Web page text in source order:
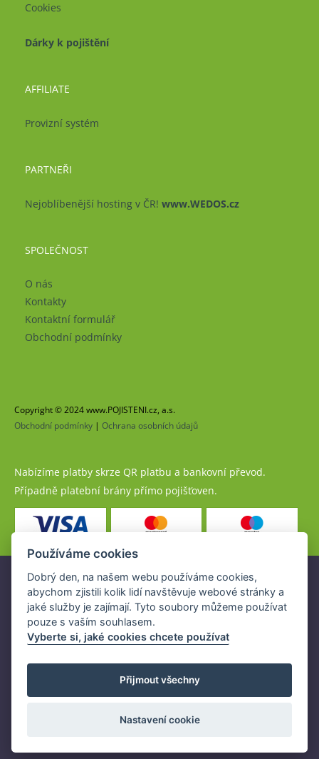
Cookies
Dárky k pojištění
AFFILIATE
Provizní systém
PARTNEŘI
Nejoblíbenější hosting v ČR! www.WEDOS.cz
SPOLEČNOST
O nás
Kontakty
Kontaktní formulář
Obchodní podmínky
Copyright © 2024 www.POJISTENI.cz, a.s.
Obchodní podmínky | Ochrana osobních údajů
Nabízíme platby skrze QR platbu a bankovní převod.
Případně platební brány přímo pojišťoven.
Pojistné produkty jsou nabízeny společností
www.POJISTENI.cz, a.s. na základě platné licence České
národní banky (ČNB).
Licence ČNB umožňuje www.POJISTENI.cz, a.s. poskytovat
Používáme cookies
Dobrý den, na našem webu používáme cookies,
abychom zjistili kolik lidí navštěvuje webové stránky a
jaké služby je zajímají. Tyto soubory můžeme používat
pouze s vaším souhlasem.
Vyberte si, jaké cookies chcete používat
Přijmout všechny
Nastavení cookie